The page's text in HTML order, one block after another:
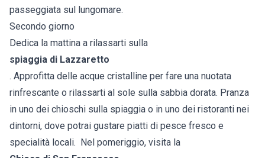
passeggiata sul lungomare.
Secondo giorno
Dedica la mattina a rilassarti sulla
spiaggia di Lazzaretto
. Approfitta delle acque cristalline per fare una nuotata
rinfrescante o rilassarti al sole sulla sabbia dorata. Pranza
in uno dei chioschi sulla spiaggia o in uno dei ristoranti nei
dintorni, dove potrai gustare piatti di pesce fresco e
specialità locali. Nel pomeriggio, visita la